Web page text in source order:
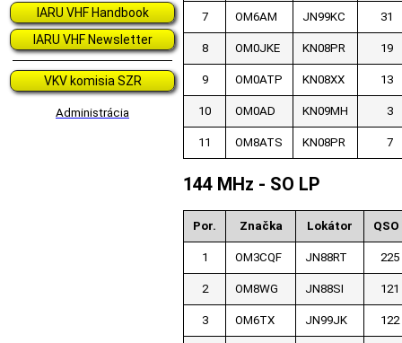
IARU VHF Handbook
IARU VHF Newsletter
VKV komisia SZR
Administrácia
7 OM6AM JN99KC 31
8 OM0JKE KN08PR 19
9 OM0ATP KN08XX 13
10 OM0AD KN09MH 3
11 OM8ATS KN08PR 7
144 MHz - SO LP
Por. Značka Lokátor QSO
1 OM3CQF JN88RT 225
2 OM8WG JN88SI 121
3 OM6TX JN99JK 122